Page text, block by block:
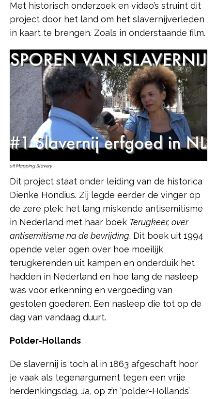
Met historisch onderzoek en video’s struint dit
project door het land om het slavernijverleden
in kaart te brengen. Zoals in onderstaande film.
uit Mapping Slavery
Dit project staat onder leiding van de historica
Dienke Hondius. Zij legde eerder de vinger op
de zere plek: het lang miskende antisemitisme
in Nederland met haar boek Terugkeer, over
antisemitisme na de bevrijding. Dit boek uit 1994
opende veler ogen over hoe moeilijk
terugkerenden uit kampen en onderduik het
hadden in Nederland en hoe lang de nasleep
was voor erkenning en vergoeding van
gestolen goederen. Een nasleep die tot op de
dag van vandaag duurt.
Polder-Hollands
De slavernij is toch al in 1863 afgeschaft hoor
je vaak als tegenargument tegen een vrije
herdenkingsdag. Ja, op z’n ‘polder-Hollands’